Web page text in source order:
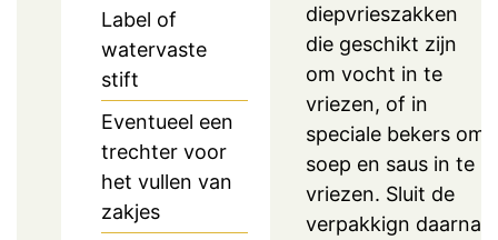
Label of
watervaste
stift
Eventueel een
trechter voor
het vullen van
zakjes
diepvrieszakken
die geschikt zijn
om vocht in te
vriezen, of in
speciale bekers om
soep en saus in te
vriezen. Sluit de
verpakkign daarna